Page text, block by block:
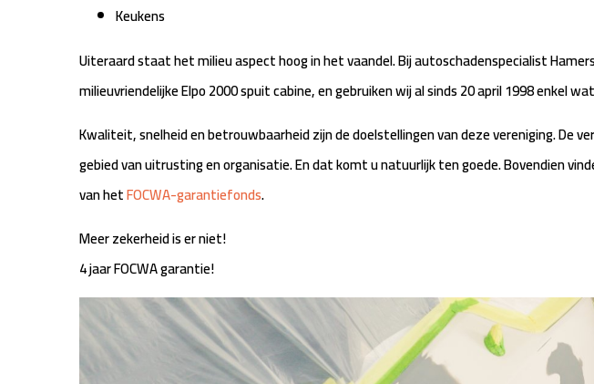
Keukens
Uiteraard staat het milieu aspect hoog in het vaandel. Bij autoschadenspecialist
milieuvriendelijke Elpo 2000 spuit cabine, en gebruiken wij al sinds 20 april 1998 enkel
Kwaliteit, snelheid en betrouwbaarheid zijn de doelstellingen van deze vereniging. De
gebied van uitrusting en organisatie. En dat komt u natuurlijk ten goede. Bovendien
van hetFOCWA-garantiefonds.
Meer zekerheid is er niet!
4 jaar FOCWA garantie!